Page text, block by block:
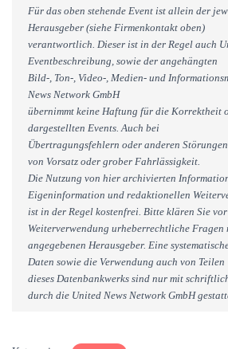
Für das oben stehende Event ist allein der
Herausgeber (siehe Firmenkontakt oben)
verantwortlich. Dieser ist in der Regel auch
Eventbeschreibung, sowie der angehängten
Bild-, Ton-, Video-, Medien- und
News Network GmbH
übernimmt keine Haftung für die Korrektheit
dargestellten Events. Auch bei
Übertragungsfehlern oder anderen
von Vorsatz oder grober Fahrlässigkeit.
Die Nutzung von hier archivierten
Eigeninformation und redaktionellen
ist in der Regel kostenfrei. Bitte klären Sie
Weiterverwendung urheberrechtliche Fragen
angegebenen Herausgeber. Eine
Daten sowie die Verwendung auch von Teilen
dieses Datenbankwerks sind nur mit
durch die United News Network GmbH